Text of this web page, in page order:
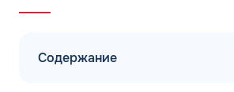
Содержание